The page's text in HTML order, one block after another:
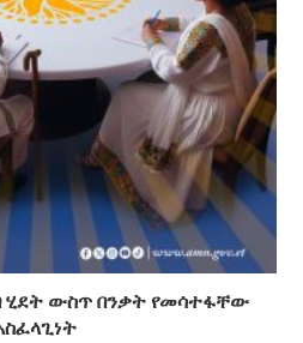
ሂደት ውስጥ በንቃት የመሳተፋቸው